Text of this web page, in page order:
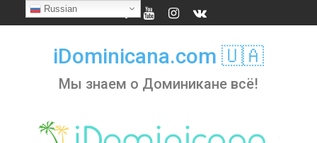
to
iDominicana.com 🇺🇦
Мы знаем о Доминикане всё!
Russian